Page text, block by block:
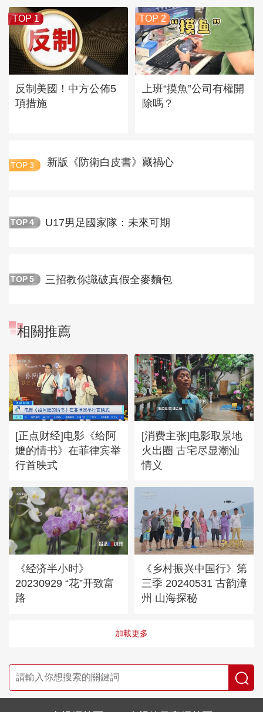
TOP 1
反制美國！中方公佈5
項措施
TOP 2
上班“摸魚”公司有權開
除嗎？
TOP 3 新版《防衛白皮書》藏禍心
TOP 4 U17男足國家隊：未來可期
TOP 5 三招教你識破真假全麥麵包
相關推薦
[正点财经]电影《给阿
嬷的情书》在菲律宾举
行首映式
[消费主张]电影取景地
火出圈 古宅尽显潮汕
情义
《经济半小时》
20230929 “花”开致富
路
《乡村振兴中国行》第
三季 20240531 古韵漳
州 山海探秘
加載更多